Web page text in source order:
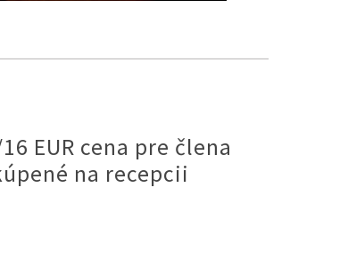
EUR cena pre člena
na recepcii